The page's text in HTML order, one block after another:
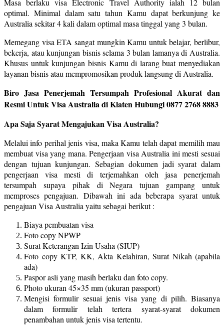
Masa berlaku visa Electronic Travel Authority ialah 12 bulan
optimal. Minimal dalam satu tahun Kamu dapat berkunjung ke
Australia sekitar 4 kali dalam optimal masa tinggal yang 3 bulan.
Memegang visa ETA sangat mungkin Kamu untuk belajar, berlibur,
bekerja, atau kunjungan bisnis selama 3 bulan lamanya di Australia.
Khusus untuk kunjungan bisnis Kamu di larang buat menyediakan
layanan bisnis atau mempromosikan produk langsung di Australia.
Biro Jasa Penerjemah Tersumpah Profesional Akurat dan
Resmi Untuk Visa Australia di Klaten Hubungi 0877 2768 8883
Apa Saja Syarat Mengajukan Visa Australia?
Melalui info perihal jenis visa, maka Kamu telah dapat memilih mau
membuat visa yang mana. Pengerjaan visa Australia ini mesti sesuai
dengan tujuan kunjungan. Sebagian dokumen jadi syarat dalam
pengerjaan visa mesti di terjemahkan oleh jasa penerjemah
tersumpah supaya pihak di Negara tujuan gampang untuk
memproses pengajuan. Dibawah ini ada beberapa syarat untuk
pengajuan Visa Australia yaitu sebagai berikut :
Biaya pembuatan visa
Foto copy NPWP
Surat Keterangan Izin Usaha (SIUP)
Foto copy KTP, KK, Akta Kelahiran, Surat Nikah (apabila
ada)
Paspor asli yang masih berlaku dan foto copy.
Photo ukuran 45×35 mm (ukuran passport)
Mengisi formulir sesuai jenis visa yang di pilih. Biasanya
dalam formulir telah tertera syarat-syarat dokumen
penambahan untuk jenis visa tertentu.